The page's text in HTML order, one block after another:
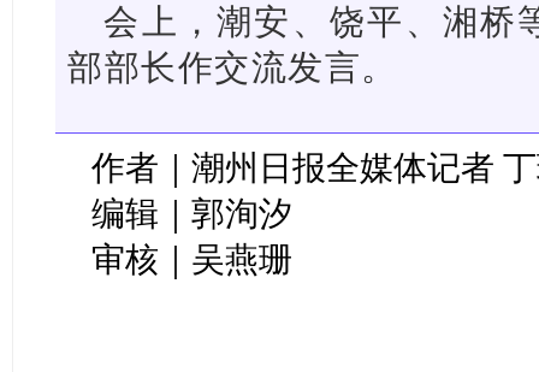
会上，潮安、饶平、湘桥
部部长作交流发言。
作者｜潮州日报全媒体记者
编辑｜郭洵汐
审核｜吴燕珊